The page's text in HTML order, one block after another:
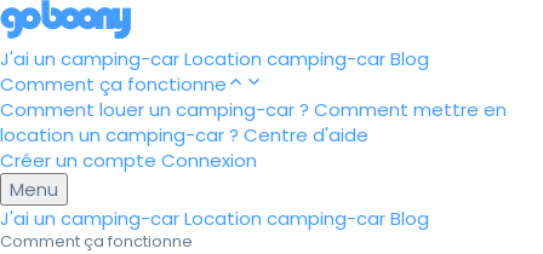
J'ai un camping-carLocation camping-carBlog
Comment ça fonctionne
Comment louer un camping-car ? Comment mettre en
location un camping-car ? Centre d'aide
Créer un compte Connexion
Menu
J'ai un camping-carLocation camping-carBlog
Comment ça fonctionne